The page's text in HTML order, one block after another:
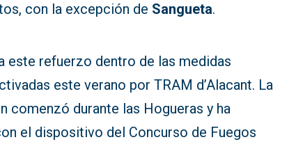
con la excepción de Sangueta.
este refuerzo dentro de las medidas
este verano por TRAM d’Alacant. La
comenzó durante las Hogueras y ha
el dispositivo del Concurso de Fuegos